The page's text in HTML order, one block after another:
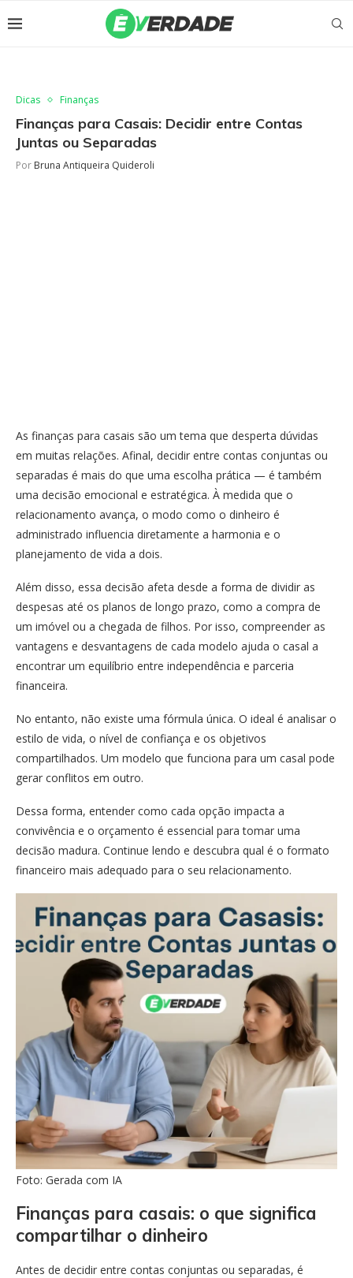
Dicas Finanças
Finanças para Casais: Decidir entre Contas
Juntas ou Separadas
Por Bruna Antiqueira Quideroli
As finanças para casais são um tema que desperta dúvidas
em muitas relações. Afinal, decidir entre contas conjuntas ou
separadas é mais do que uma escolha prática — é também
uma decisão emocional e estratégica. À medida que o
relacionamento avança, o modo como o dinheiro é
administrado influencia diretamente a harmonia e o
planejamento de vida a dois.
Além disso, essa decisão afeta desde a forma de dividir as
despesas até os planos de longo prazo, como a compra de
um imóvel ou a chegada de filhos. Por isso, compreender as
vantagens e desvantagens de cada modelo ajuda o casal a
encontrar um equilíbrio entre independência e parceria
financeira.
No entanto, não existe uma fórmula única. O ideal é analisar o
estilo de vida, o nível de confiança e os objetivos
compartilhados. Um modelo que funciona para um casal pode
gerar conflitos em outro.
Dessa forma, entender como cada opção impacta a
convivência e o orçamento é essencial para tomar uma
decisão madura. Continue lendo e descubra qual é o formato
financeiro mais adequado para o seu relacionamento.
Foto: Gerada com IA
Finanças para casais: o que significa
compartilhar o dinheiro
Antes de decidir entre contas conjuntas ou separadas, é